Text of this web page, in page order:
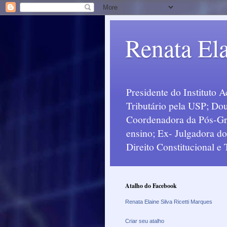
Renata
Presidente do Instituto
Tributário pela USP;
Coordenadora da Pós-
ensino; Ex- Julgadora
Direito Constitucional e
Atalho do Facebook
Renata Elaine Silva Ricetti Marques
Criar seu atalho